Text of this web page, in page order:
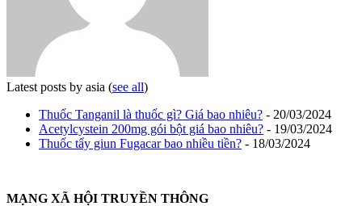
Latest posts by asia (see all)
Thuốc Tanganil là thuốc gì? Giá bao nhiêu? - 20/03/2024
Acetylcystein 200mg gói bột giá bao nhiêu? - 19/03/2024
Thuốc tẩy giun Fugacar bao nhiều tiền? - 18/03/2024
MẠNG XÃ HỘI TRUYỀN THÔNG